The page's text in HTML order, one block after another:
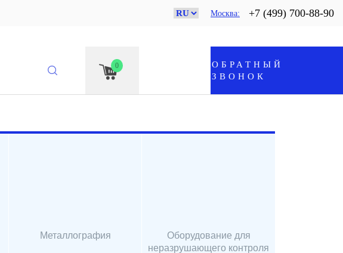
Москва +7 (499) 700-88-90
0
ОБРАТНЫЙ
ЗВОНОК
Металлография
Оборудование для
неразрушающего контроля